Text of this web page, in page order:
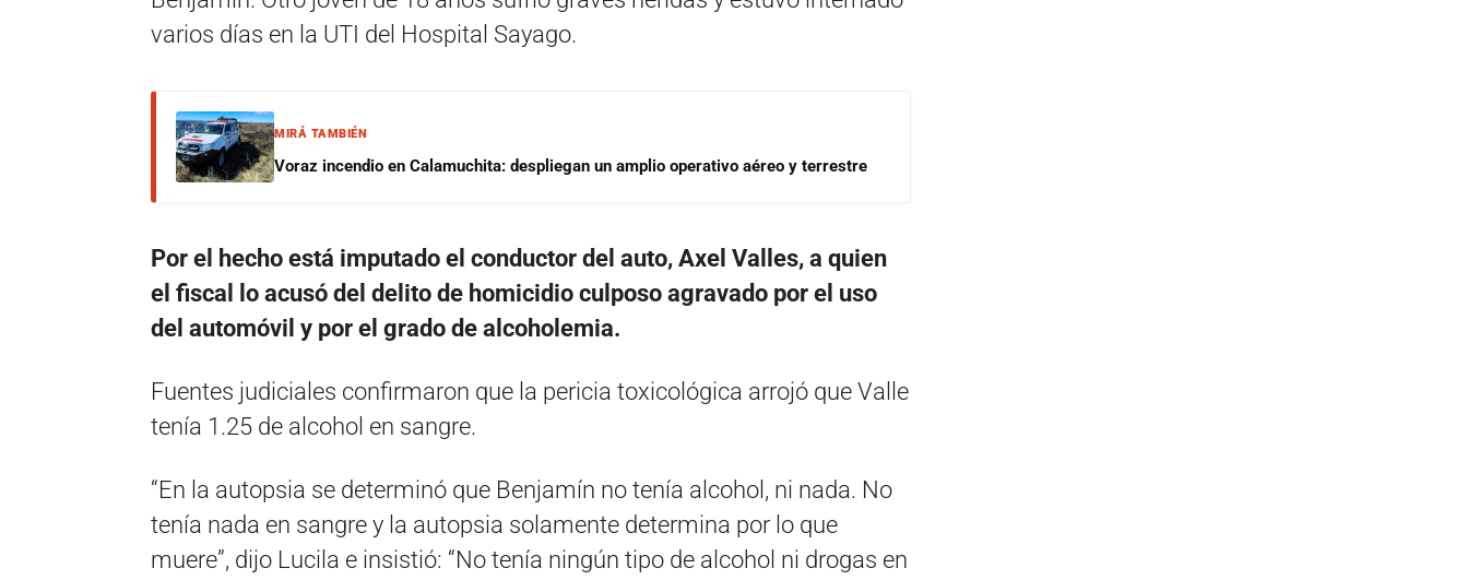
varios días en la UTI del Hospital Sayago.
MIRÁ TAMBIÉN
Voraz incendio en Calamuchita: despliegan un amplio operativo aéreo y terrestre
Por el hecho está imputado el conductor del auto, Axel Valles, a quien
el fiscal lo acusó del delito de homicidio culposo agravado por el uso
del automóvil y por el grado de alcoholemia.
Fuentes judiciales confirmaron que la pericia toxicológica arrojó que Valle
tenía 1.25 de alcohol en sangre.
“En la autopsia se determinó que Benjamín no tenía alcohol, ni nada. No
tenía nada en sangre y la autopsia solamente determina por lo que
muere”, dijo Lucila e insistió: “No tenía ningún tipo de alcohol ni drogas en